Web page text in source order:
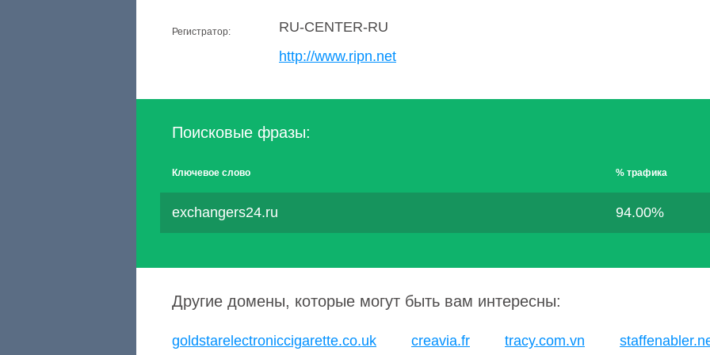
Регистратор:
RU-CENTER-RU
http://www.ripn.net
Поисковые фразы:
Ключевое слово % трафика
exchangers24.ru 94.00%
Другие домены, которые могут быть вам интересны:
goldstarelectroniccigarette.co.uk creavia.fr tracy.com.vn